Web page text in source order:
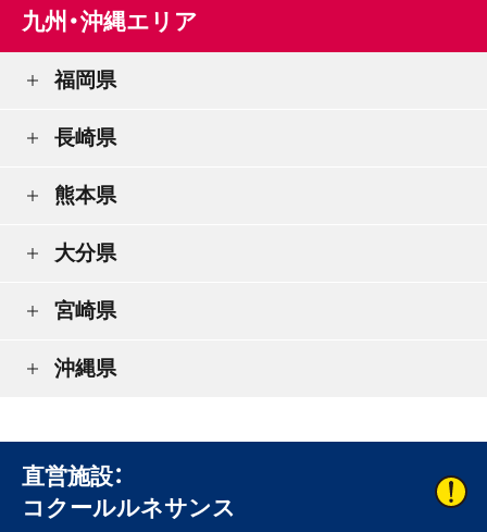
九州・沖縄エリア
福岡県
長崎県
熊本県
大分県
宮崎県
沖縄県
直営施設：
コクールルネサンス